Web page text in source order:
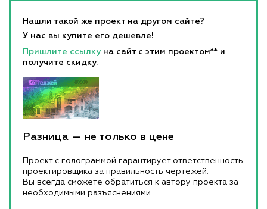
Нашли такой же проект на другом сайте?
У нас вы купите его дешевле!
Пришлите ссылку на сайт с этим проектом** и
получите скидку.
Разница — не только в цене
Проект с голограммой гарантирует ответственность
проектировщика за правильность чертежей.
Вы всегда сможете обратиться к автору проекта за
необходимыми разъяснениями.